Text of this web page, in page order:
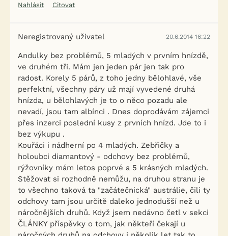
Nahlásit
Citovat
Neregistrovaný uživatel 20.6.2014 16:22
Andulky bez problémů, 5 mladých v prvním hnízdě,
ve druhém tři. Mám jen jeden pár jen tak pro
radost. Korely 5 párů, z toho jedny bělohlavé, vše
perfektní, všechny páry už mají vyvedené druhá
hnízda, u bělohlavých je to o něco pozadu ale
nevadí, jsou tam albínci . Dnes doprodávám zájemci
přes inzerci poslední kusy z prvních hnízd. Jde to i
bez výkupu .
Kouřáci i nádherní po 4 mladých. Zebřičky a
holoubci diamantový - odchovy bez problémů,
rýžovníky mám letos poprvé a 5 krásných mladých.
Stěžovat si rozhodně nemůžu, na druhou stranu je
to všechno taková ta "začátečnická" austrálie, čili ty
odchovy tam jsou určitě daleko jednodušší než u
náročnějších druhů. Když jsem nedávno četl v sekci
ČLÁNKY příspěvky o tom, jak někteří čekají u